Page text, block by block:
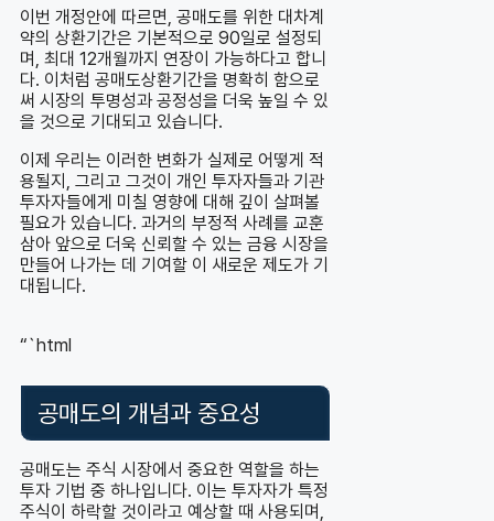
이번 개정안에 따르면, 공매도를 위한 대차계
약의 상환기간은 기본적으로 90일로 설정되
며, 최대 12개월까지 연장이 가능하다고 합니
다. 이처럼 공매도상환기간을 명확히 함으로
써 시장의 투명성과 공정성을 더욱 높일 수 있
을 것으로 기대되고 있습니다.
이제 우리는 이러한 변화가 실제로 어떻게 적
용될지, 그리고 그것이 개인 투자자들과 기관
투자자들에게 미칠 영향에 대해 깊이 살펴볼
필요가 있습니다. 과거의 부정적 사례를 교훈
삼아 앞으로 더욱 신뢰할 수 있는 금융 시장을
만들어 나가는 데 기여할 이 새로운 제도가 기
대됩니다.
“`html
공매도의 개념과 중요성
공매도는 주식 시장에서 중요한 역할을 하는
투자 기법 중 하나입니다. 이는 투자자가 특정
주식이 하락할 것이라고 예상할 때 사용되며,